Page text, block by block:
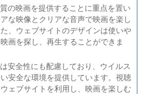
の映画を提供することに重点を置い
な映像とクリアな音声で映画を楽し
、ウェブサイトのデザインは使いや
画を探し、再生することができま
安全性にも配慮しており、ウイルス
安全な環境を提供しています。視聴
ェブサイトを利用し、映画を楽しむ